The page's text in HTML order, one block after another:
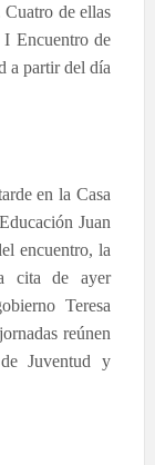
Cuatro de ellas
I Encuentro de
a partir del día
en la Casa
Juan
encuentro, la
cita de ayer
Teresa
reúnen
Juventud y